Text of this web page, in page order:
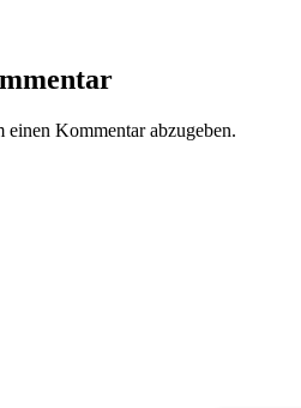
einen Kommentar abzugeben.